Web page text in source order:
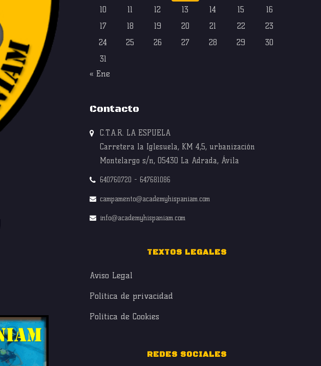
10
11 12 13 14 15
16
17
18 19 20 21 22
23
24
25 26 27 28 29
30
31
« Ene
Contacto
C.T.A.R. LA ESPUELA
Carretera la Iglesuela, KM 4,5, urbanización
Montelargo s/n, 05430 La Adrada, Ávila
640760720 - 647681086
campamento@academyhispaniam.com
info@academyhispaniam.com
TEXTOS LEGALES
Aviso Legal
Política de privacidad
Política de Cookies
REDES SOCIALES